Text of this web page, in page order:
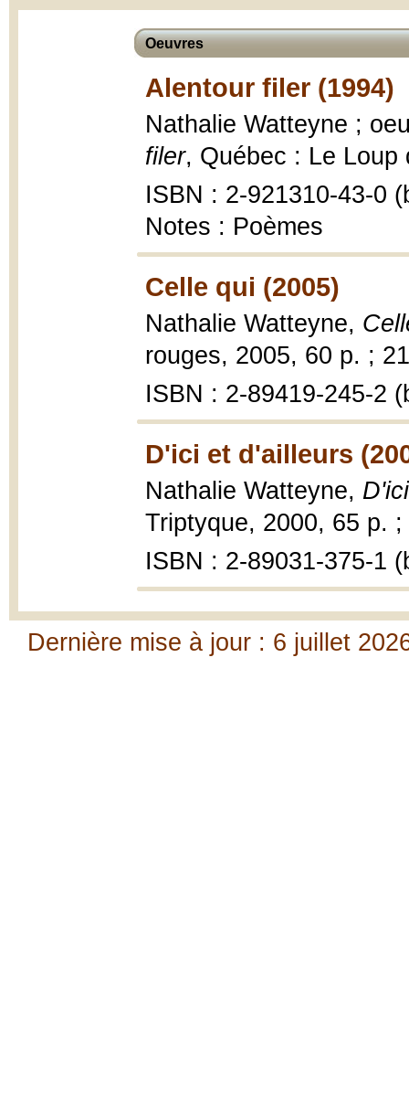
Oeuvres
Alentour filer (1994)
Nathalie Watteyne ;
filer, Québec : Le Loup
ISBN : 2-921310-43-0
Notes : Poèmes
Celle qui (2005)
Nathalie Watteyne,
rouges, 2005, 60 p. ;
ISBN : 2-89419-245-2
D'ici et d'ailleurs
Nathalie Watteyne,
Triptyque, 2000, 65 p.
ISBN : 2-89031-375-1
Dernière mise à jour : 6 juillet